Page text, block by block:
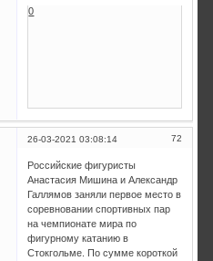
0
72
26-03-2021 03:08:14
Российские фигуристы
Анастасия Мишина и Александр
Галлямов заняли первое место в
соревновании спортивных пар
на чемпионате мира по
фигурному катанию в
Стокгольме. По сумме короткой